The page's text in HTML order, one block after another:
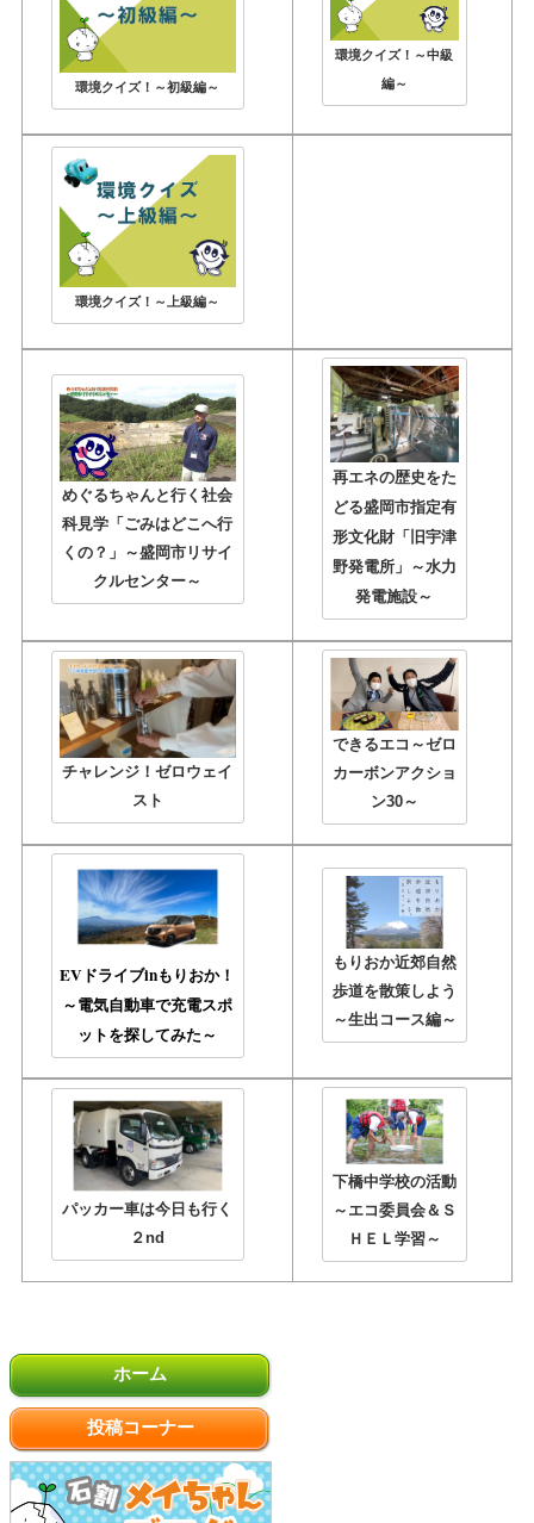
ホーム
投稿コーナー
環境クイズ！～初級編～
環境クイズ！～中級
編～
環境クイズ！～上級編～
めぐるちゃんと行く社会
科見学「ごみはどこへ行
くの？」～盛岡市リサイ
クルセンター～
再エネの歴史をた
どる盛岡市指定有
形文化財「旧宇津
野発電所」～水力
発電施設～
チャレンジ！ゼロウェイ
スト
できるエコ～ゼロ
カーボンアクショ
ン30～
EVドライブinもりおか！
～電気自動車で充電スポ
ットを探してみた～
もりおか近郊自然
歩道を散策しよう
～生出コース編～
パッカー車は今日も行く
２nd
下橋中学校の活動
～エコ委員会＆Ｓ
ＨＥＬ学習～